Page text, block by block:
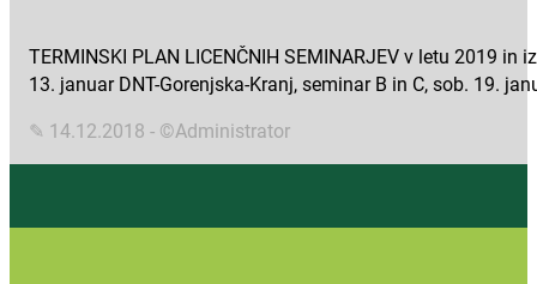
TERMINSKI PLAN LICENČNIH SEMINARJEV v letu 2019 in
13. januar DNT-Gorenjska-Kranj, seminar B in C, sob. 19.
✎ 14.12.2018 - ©Administrator